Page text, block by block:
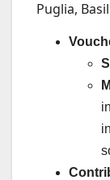
Puglia,